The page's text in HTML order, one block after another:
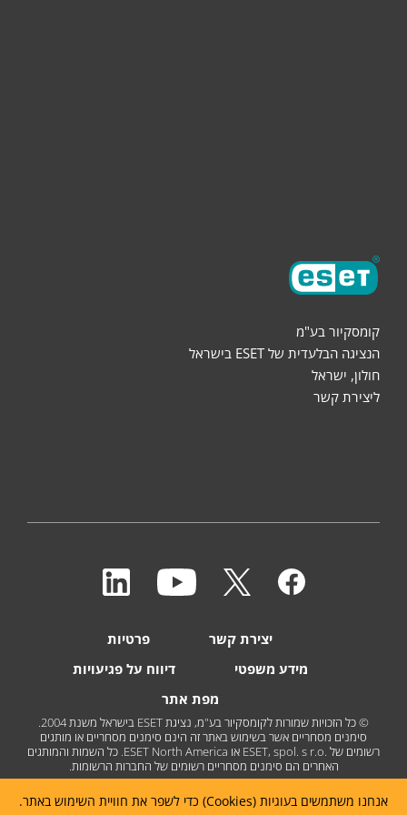
קומסקיור בע"מ
הנציגה הבלעדית של ESET בישראל
חולון, ישראל
ליצירת קשר
יצירת קשר
פרטיות
מידע משפטי
דיווח על פגיעויות
מפת אתר
סימנים מסחריים אשר בשימוש באתר זה הינם סימנים מסחריים או מותגים
רשומים של ESET, spol. s r.o.‎ או ESET North America. כל השמות והמותגים
האחרים הם סימנים מסחריים רשומים של החברות הרשומות.
אנחנו משתמשים בעוגיות (Cookies) כדי לשפר את חוויית השימוש באתר.